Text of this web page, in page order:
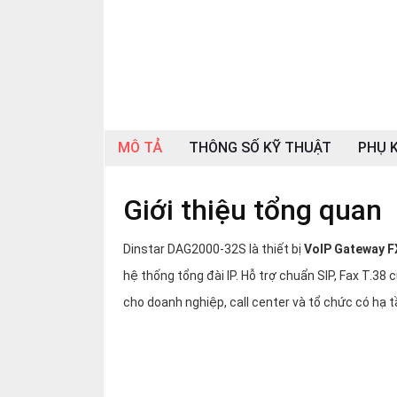
MÔ TẢ THÔNG SỐ KỸ THUẬT PHỤ
Giới thiệu tổng quan
Dinstar DAG2000-32S là thiết bị VoIP Gateway
hệ thống tổng đài IP. Hỗ trợ chuẩn SIP, Fax
cho doanh nghiệp, call center và tổ chức có hạ